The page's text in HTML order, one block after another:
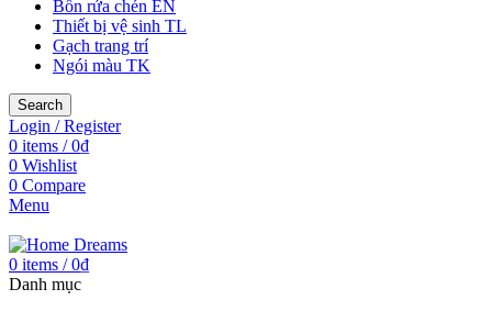
Bồn rửa chén EN
Thiết bị vệ sinh TL
Gạch trang trí
Ngói màu TK
Search
Login / Register
0 items / 0₫
0 Wishlist
0 Compare
Menu
0 items / 0₫
Danh mục